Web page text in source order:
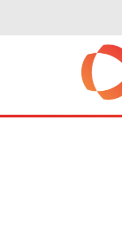
: Trying to get
: Undefined